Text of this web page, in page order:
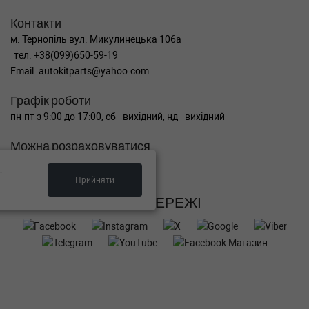
Контакти
м. Тернопіль вул. Микулинецька 106а
тел. +38(099)650-59-19
Email. autokitparts@yahoo.com
Графік роботи
пн-пт з 9:00 до 17:00, сб - вихідний, нд - вихідний
Можна розраховуватися
СОЦ МЕРЕЖІ
Прийняти